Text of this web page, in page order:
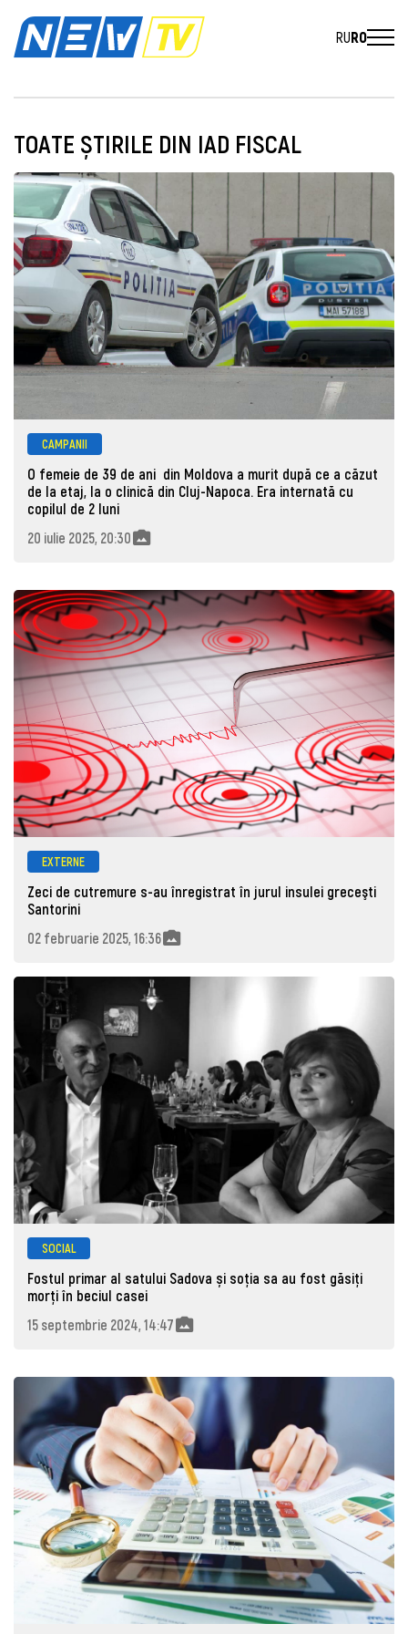
RURO
TOATE ȘTIRILE DIN IAD FISCAL
CAMPANII
O femeie de 39 de ani din Moldova a murit după ce a căzut
de la etaj, la o clinică din Cluj-Napoca. Era internată cu
copilul de 2 luni
20 iulie 2025, 20:30
EXTERNE
Zeci de cutremure s-au înregistrat în jurul insulei greceşti
Santorini
02 februarie 2025, 16:36
SOCIAL
Fostul primar al satului Sadova și soția sa au fost găsiți
morţi în beciul casei
15 septembrie 2024, 14:47